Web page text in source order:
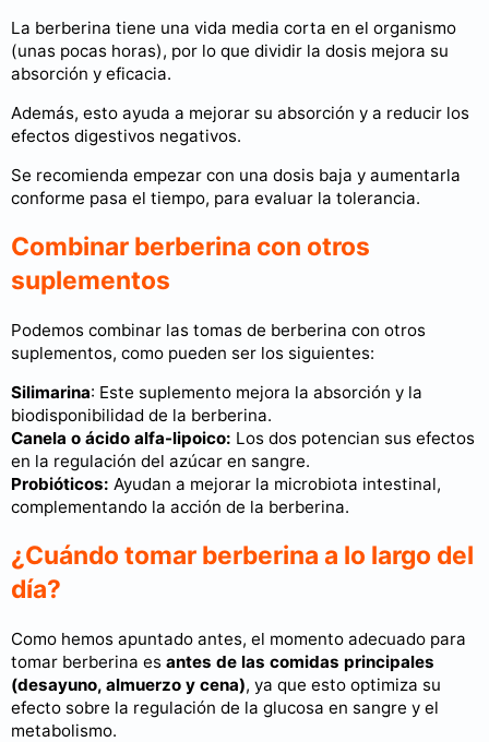
La berberina tiene una vida media corta en el organismo
(unas pocas horas), por lo que dividir la dosis mejora su
absorción y eficacia.
Además, esto ayuda a mejorar su absorción y a reducir los
efectos digestivos negativos.
Se recomienda empezar con una dosis baja y aumentarla
conforme pasa el tiempo, para evaluar la tolerancia.
Combinar berberina con otros
suplementos
Podemos combinar las tomas de berberina con otros
suplementos, como pueden ser los siguientes:
Silimarina: Este suplemento mejora la absorción y la
biodisponibilidad de la berberina.
Canela o ácido alfa-lipoico: Los dos potencian sus efectos
en la regulación del azúcar en sangre.
Probióticos: Ayudan a mejorar la microbiota intestinal,
complementando la acción de la berberina.
¿Cuándo tomar berberina a lo largo del
día?
Como hemos apuntado antes, el momento adecuado para
tomar berberina es antes de las comidas principales
(desayuno, almuerzo y cena), ya que esto optimiza su
efecto sobre la regulación de la glucosa en sangre y el
metabolismo.